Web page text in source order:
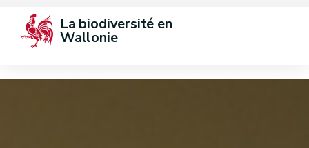
La biodiversité en
Wallonie